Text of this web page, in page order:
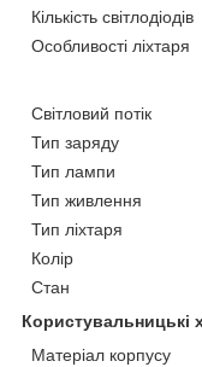
Кількість світлодіодів
Особливості ліхтаря
Світловий потік
Тип заряду
Тип лампи
Тип живлення
Тип ліхтаря
Колір
Стан
Користувальницькі
Матеріал корпусу